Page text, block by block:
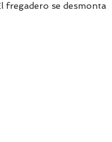
fregadero se desmonta